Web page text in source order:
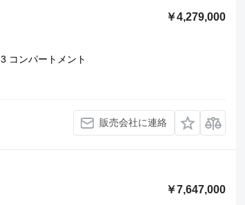
￥4,279,000
3 コンパートメント
販売会社に連絡
￥7,647,000